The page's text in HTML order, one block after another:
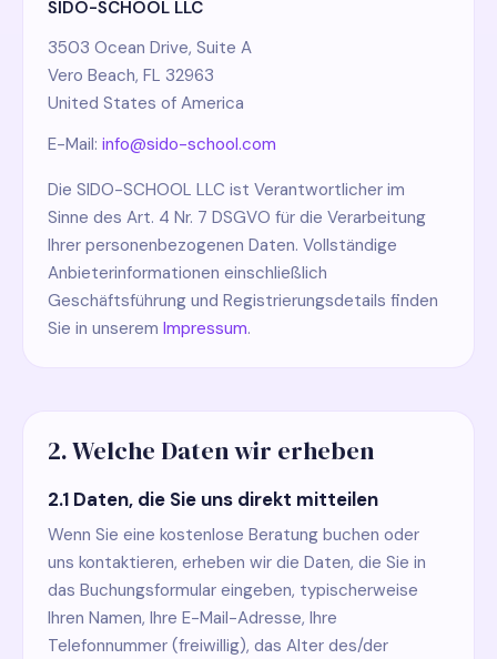
SIDO-SCHOOL LLC
3503 Ocean Drive, Suite A
Vero Beach, FL 32963
United States of America
E-Mail:info@sido-school.com
Die SIDO-SCHOOL LLC ist Verantwortlicher im
Sinne des Art. 4 Nr. 7 DSGVO für die Verarbeitung
Ihrer personenbezogenen Daten. Vollständige
Anbieterinformationen einschließlich
Geschäftsführung und Registrierungsdetails finden
Sie in unseremImpressum.
2. Welche Daten wir erheben
2.1 Daten, die Sie uns direkt mitteilen
Wenn Sie eine kostenlose Beratung buchen oder
uns kontaktieren, erheben wir die Daten, die Sie in
das Buchungsformular eingeben, typischerweise
Ihren Namen, Ihre E-Mail-Adresse, Ihre
Telefonnummer (freiwillig), das Alter des/der